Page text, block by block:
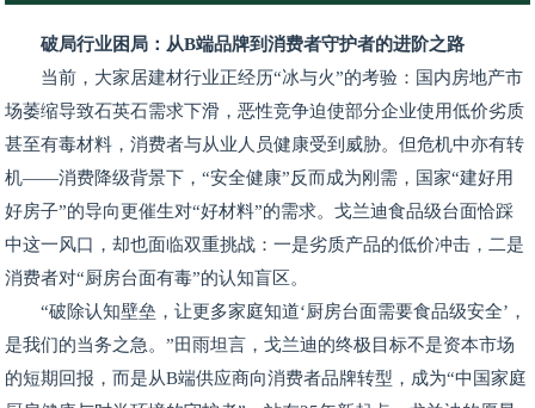
破局行业困局：从B端品牌到消费者守护者的进阶之路
当前，大家居建材行业正经历“冰与火”的考验：国内房地产市
场萎缩导致石英石需求下滑，恶性竞争迫使部分企业使用低价劣质
甚至有毒材料，消费者与从业人员健康受到威胁。但危机中亦有转
机——消费降级背景下，“安全健康”反而成为刚需，国家“建好用
好房子”的导向更催生对“好材料”的需求。戈兰迪食品级台面恰踩
中这一风口，却也面临双重挑战：一是劣质产品的低价冲击，二是
消费者对“厨房台面有毒”的认知盲区。
“破除认知壁垒，让更多家庭知道‘厨房台面需要食品级安全’，
是我们的当务之急。”田雨坦言，戈兰迪的终极目标不是资本市场
的短期回报，而是从B端供应商向消费者品牌转型，成为“中国家庭